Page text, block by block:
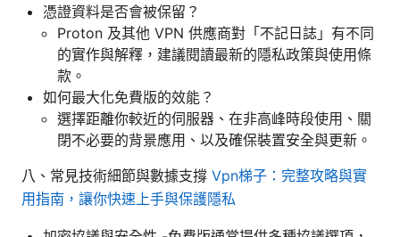
憑證資料是否會被保留？
Proton 及其他 VPN 供應商對「不記日誌」有不同
的實作與解釋，建議閱讀最新的隱私政策與使用條
款。
如何最大化免費版的效能？
選擇距離你較近的伺服器、在非高峰時段使用、關
閉不必要的背景應用、以及確保裝置安全與更新。
八、常見技術細節與數據支撐 Vpn梯子：完整攻略與實
用指南，讓你快速上手與保護隱私